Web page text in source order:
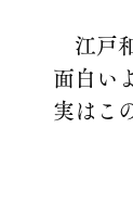
江戸
面白い
実はこ